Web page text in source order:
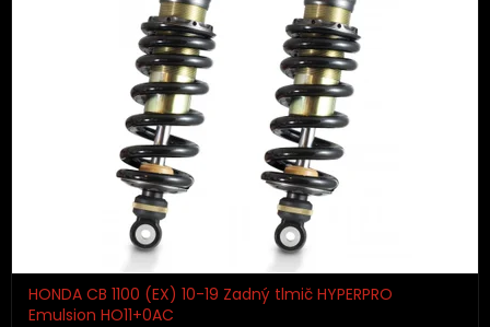
HONDA CB 1100 (EX) 10-19 Zadný tlmič HYPERPRO
Emulsion HO11+0AC